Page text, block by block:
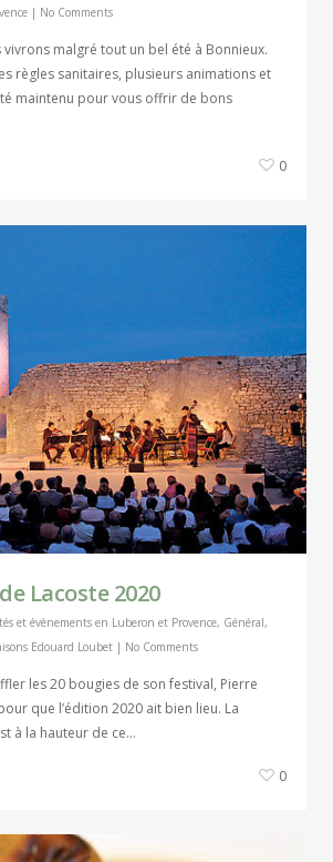
| No Comments
vivrons malgré tout un bel été à Bonnieux.
règles sanitaires, plusieurs animations et
maintenu pour vous offrir de bons
0
Lacoste 2020
et évènements en Luberon et Provence, Général,
Edouard Loubet | No Comments
les 20 bougies de son festival, Pierre
que l’édition 2020 ait bien lieu. La
à la hauteur de ce…
0